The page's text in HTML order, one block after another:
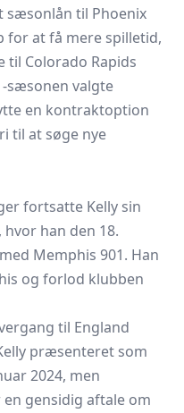
sæsonlån til Phoenix
for at få mere spilletid,
til Colorado Rapids
sæsonen valgte
en kontraktoption
til at søge nye
fortsatte Kelly sin
han den 18.
Memphis 901. Han
og forlod klubben
til England
præsenteret som
2024, men
gensidig aftale om